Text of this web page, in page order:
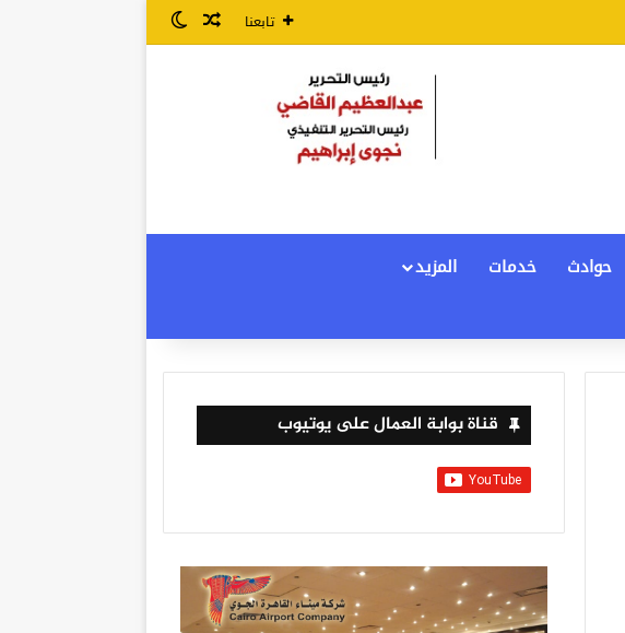
تابعنا مقال عشوائي
الوضع المظلم
حوادث خدمات
المزيد
قناة بوابة العمال على يوتيوب